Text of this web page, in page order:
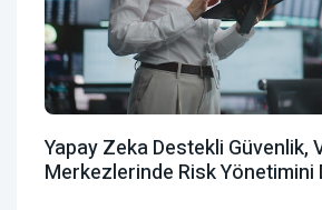
Yapay Zeka Destekli Güvenlik,
Merkezlerinde Risk